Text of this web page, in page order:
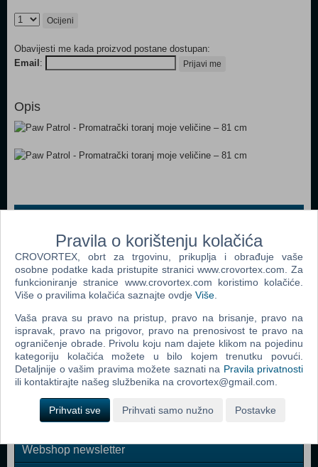
Ocijeni
Obavijesti me kada proizvod postane dostupan:
Email : Prijavi me
Opis
Paw Patrol - Movie 2 6 Figure Giftpack (6067029) (N)
Paw Patrol - Big Trucks Themed Vehicle - Chase
(6065300)(N)
Paw Patrol - Aqua Hero Pups - Rocky (6066145) (N)
Paw Patrol - Aqua Hero Pups - Rubble (6066146) (N)
Paw Patrol - Aqua Hero Pups - Marshall (6066147) (N)
Paw Patrol - Big Trucks - Truck Stop HQ (6063869) (N)
Webshop newsletter
Pravila o korištenju kolačića
CROVORTEX, obrt za trgovinu, prikuplja i obrađuje vaše
osobne podatke kada pristupite stranici www.crovortex.com. Za
funkcioniranje stranice www.crovortex.com koristimo kolačiće.
Više o pravilima kolačića saznajte ovdje Više
Vaša prava su pravo na pristup, pravo na brisanje, pravo na
ispravak, pravo na prigovor, pravo na prenosivost te pravo na
ograničenje obrade. Privolu koju nam dajete klikom na pojedinu
kategoriju kolačića možete u bilo kojem trenutku povući.
Detaljnije o vašim pravima možete saznati na Pravila privatnosti
ili kontaktirajte našeg službenika na crovortex@gmail.com.
Prihvati sve Prihvati samo nužno Postavke